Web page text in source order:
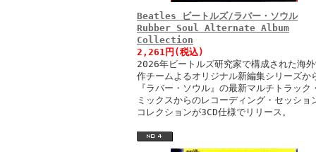
Beatles ビートルズ/ラバー・ソウル
Rubber Soul Alternate Album
Collection
2,261円(税込)
2026年ビートルズ研究家で構成された海外
作チームよるオリジナル新編集シリーズか
『ラバー・ソウル』の最新マルチトラック
ミックスからのレコーディング・セッショ
コレクションが3CD仕様でリリース。